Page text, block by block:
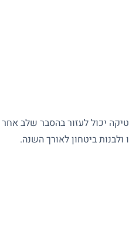
יכול לעזור בהסבר שלב אחר
ביטחון לאורך השנה.